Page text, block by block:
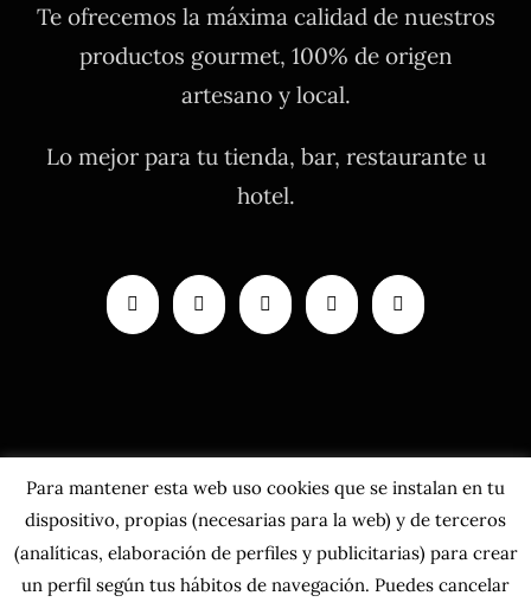
Te ofrecemos la máxima calidad de nuestros
productos gourmet, 100% de origen
artesano y local.
Lo mejor para tu tienda, bar, restaurante u
hotel.
Para mantener esta web uso cookies que se instalan en tu
dispositivo, propias (necesarias para la web) y de terceros
(analíticas, elaboración de perfiles y publicitarias) para crear
un perfil según tus hábitos de navegación. Puedes cancelar